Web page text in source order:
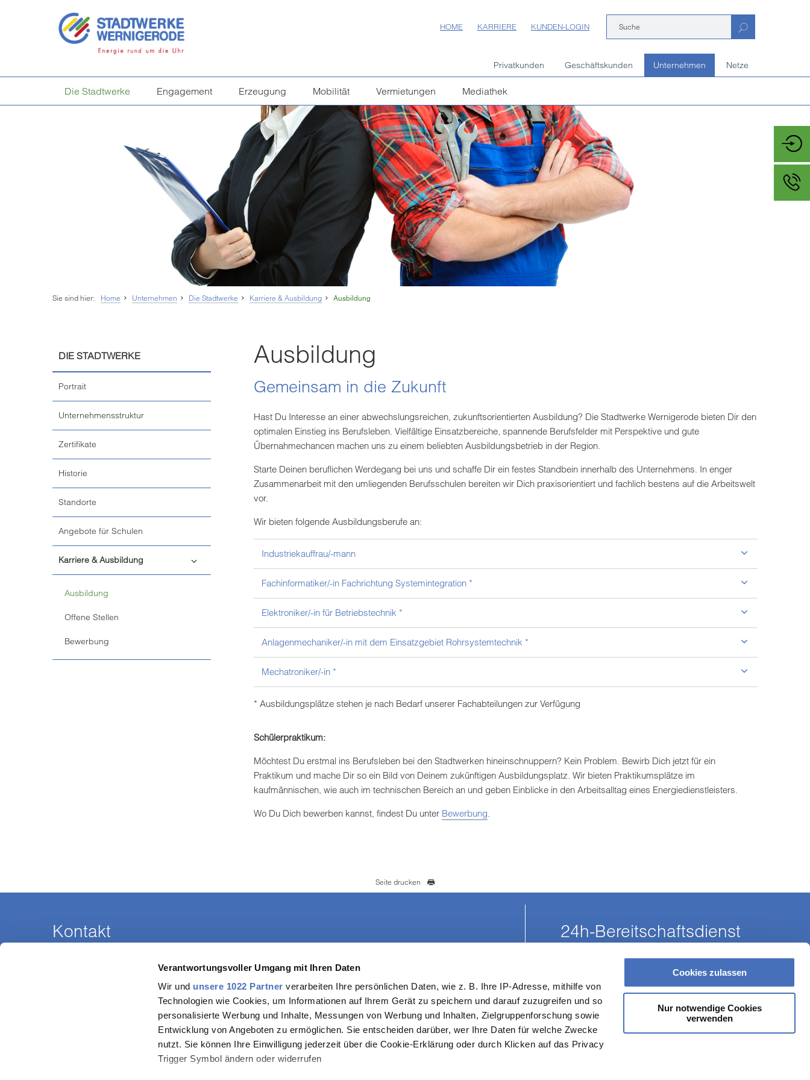
Verantwortungsvoller Umgang mit Ihren Daten
Wir und unsere 1022 Partner verarbeiten Ihre persönlichen Daten, wie z. B. Ihre IP-Adresse, mithilfe von
Technologien wie Cookies, um Informationen auf Ihrem Gerät zu speichern und darauf zuzugreifen und so
personalisierte Werbung und Inhalte, Messungen von Werbung und Inhalten, Zielgruppenforschung sowie
Entwicklung von Angeboten zu ermöglichen. Sie entscheiden darüber, wer Ihre Daten für welche Zwecke
nutzt. Sie können Ihre Einwilligung jederzeit über die Cookie-Erklärung oder durch Klicken auf das Privacy
Trigger Symbol ändern oder widerrufen
Cookies zulassen
Nur notwendige Cookies
verwenden
HOME KARRIERE KUNDEN-LOGIN
Privatkunden Geschäftskunden Unternehmen Netze
Die Stadtwerke Engagement Erzeugung Mobilität Vermietungen Mediathek
Sie sind hier: Home Unternehmen Die Stadtwerke Karriere & Ausbildung Ausbildung
DIE STADTWERKE
Portrait
Unternehmensstruktur
Zertifikate
Historie
Standorte
Angebote für Schulen
Karriere & Ausbildung
Ausbildung
Offene Stellen
Bewerbung
Ausbildung
Gemeinsam in die Zukunft
Hast Du Interesse an einer abwechslungsreichen, zukunftsorientierten Ausbildung? Die Stadtwerke Wernigerode bieten Dir den
optimalen Einstieg ins Berufsleben. Vielfältige Einsatzbereiche, spannende Berufsfelder mit Perspektive und gute
Übernahmechancen machen uns zu einem beliebten Ausbildungsbetrieb in der Region.
Starte Deinen beruflichen Werdegang bei uns und schaffe Dir ein festes Standbein innerhalb des Unternehmens. In enger
Zusammenarbeit mit den umliegenden Berufsschulen bereiten wir Dich praxisorientiert und fachlich bestens auf die Arbeitswelt
vor.
Wir bieten folgende Ausbildungsberufe an:
Industriekauffrau/-mann
Fachinformatiker/-in Fachrichtung Systemintegration *
Elektroniker/-in für Betriebstechnik *
Anlagenmechaniker/-in mit dem Einsatzgebiet Rohrsystemtechnik *
Mechatroniker/-in *
* Ausbildungsplätze stehen je nach Bedarf unserer Fachabteilungen zur Verfügung
Schülerpraktikum:
Möchtest Du erstmal ins Berufsleben bei den Stadtwerken hineinschnuppern? Kein Problem. Bewirb Dich jetzt für ein
Praktikum und mache Dir so ein Bild von Deinem zukünftigen Ausbildungsplatz. Wir bieten Praktikumsplätze im
kaufmännischen, wie auch im technischen Bereich an und geben Einblicke in den Arbeitsalltag eines Energiedienstleisters.
Wo Du Dich bewerben kannst, findest Du unter Bewerbung.
Seite drucken
Kontakt
03943 556-441
info
stadtwerke-wernigerode de
Öffnungszeiten Kundenzentrum am Hauptsitz:
09:00 – 18:00 Uhr
09:00 – 14:00 Uhr
Folgen Sie uns auf:
24h-Bereitschaftsdienst
03943 556-111
03943 556-222
Trinkwasser
03943 556-333
Fernwärme